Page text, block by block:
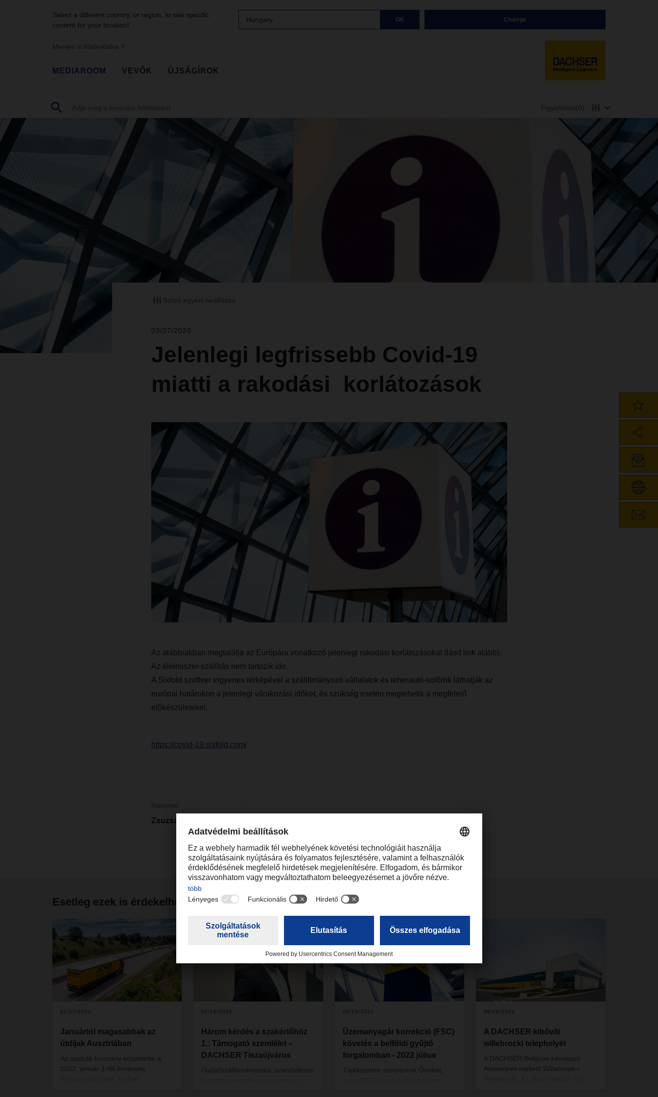
Select a different country, or region, to see specific
content for your location!
Hungary OK Change
Menjen a Weboldalra
MEDIAROOM VEVŐK ÚJSÁGÍROK
Figyelőlista (0)
Szűrő egyéni beállítása
03/27/2020
Jelenlegi legfrissebb Covid-19
miatti a rakodási korlátozások
Az alábbiakban megtalálja az Európára vonatkozó jelenlegi rakodási korlátozásokat (lásd link alább).
Az élelmiszer-szállítás nem tartozik ide.
A Sixfold szoftver ingyenes térképével a szállítmányozó vállalatok és teherautó-sofőrök láthatják az
európai határokon a jelenlegi várakozási időket, és szükség esetén megtehetik a megfelelő
előkészületeket.
https://covid-19.sixfold.com/
Kapcsolat
Zsuzsanna Szuhay
Esetleg ezek is érdekelhetik
01/17/2022
Januártól magasabbak az
útdíjak Ausztriában
Az osztrák kormány közzétette a
2022. január 1-től érvényes
02/18/2026
Három kérdés a szakértőhöz
1.: Támogató szemlélet –
DACHSER Tiszaújváros
Gyűjtőszállítmányozás, szerződéses
06/29/2022
Üzemanyagár korrekció (FSC)
követés a belföldi gyűjtő
forgalomban - 2022 július
Tájékoztatni szeretnénk Önöket,
09/08/2021
A DACHSER kibővíti
willebrocki telephelyét
A DACHSER Belgium kiterjeszti
Antwerpen melletti Willebroek-i